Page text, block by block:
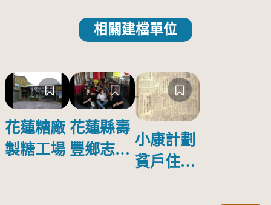
相關建檔單位
花蓮糖廠
製糖工場
花蓮縣壽
豐鄉志學
小康計劃
貧戶住宅